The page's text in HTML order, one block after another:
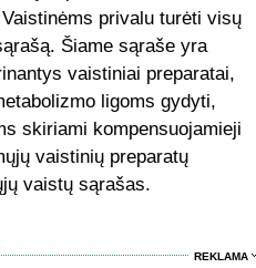
privalu turėti visų
Šiame sąraše yra
vaistiniai preparatai,
ligoms gydyti,
skiriami kompensuojamieji
vaistinių preparatų
vaistų sąrašas.
REKLAMA